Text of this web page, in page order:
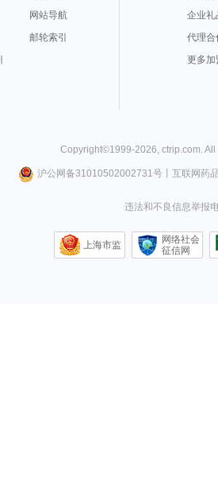
网站导航
邮轮索引
企业礼
代理合
更多加
Copyright©1999-2026, ctrip.com.
沪公网备31010502002731号丨 互联网药
违法和不良信息举报
上海市监
网络社会
征信网